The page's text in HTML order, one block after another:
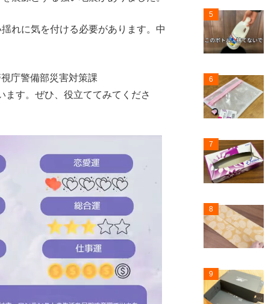
れに気を付ける必要があります。中
庁警備部災害対策課
ます。ぜひ、役立ててみてくださ
5
6
7
8
9